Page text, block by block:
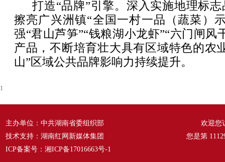
打造“品牌”引擎。深入实施地理标
擦亮广兴洲镇“全国一村一品（蔬菜）
强“君山芦笋”“钱粮湖小龙虾”“六门闸风
产品，不断培育壮大具有区域特色的农
山”区域公共品牌影响力持续提升。
1
主办单位：中共湖南省委组织部
技术支持：湖南红网新媒体集团
ICP备案号： 湘ICP备17016663号-1
欢迎您
您是第